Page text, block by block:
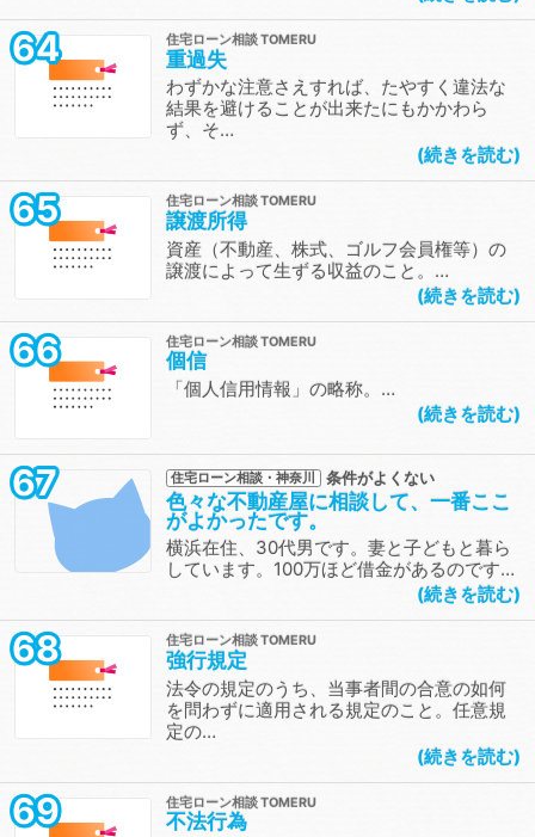
64 住宅ローン相談
重過失
わずかな注意さえすれば、たやすく違法な
結果を避けることが出来たにもかかわら
ず、そ…
続きを読む
65 住宅ローン相談
譲渡所得
資産（不動産、株式、ゴルフ会員権等）の
譲渡によって生ずる収益のこと。…
続きを読む
66 住宅ローン相談
個信
「個人信用情報」の略称。…
続きを読む
67 住宅ローン相談・神奈川 条件がよくない
色々な不動産屋に相談して、一番ここ
がよかったです。
横浜在住、30代男です。妻と子どもと暮ら
しています。100万ほど借金があるのです…
続きを読む
68 住宅ローン相談
強行規定
法令の規定のうち、当事者間の合意の如何
を問わずに適用される規定のこと。任意規
定の…
続きを読む
69 住宅ローン相談
不法行為